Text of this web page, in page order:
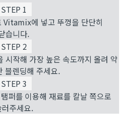
STEP 1
Vitamix에 넣고 뚜껑을 단단히
습니다.
STEP 2
시작해 가장 높은 속도까지 올려 약
블렌딩해 주세요.
STEP 3
퍼를 이용해 재료를 칼날 쪽으로
러주세요.